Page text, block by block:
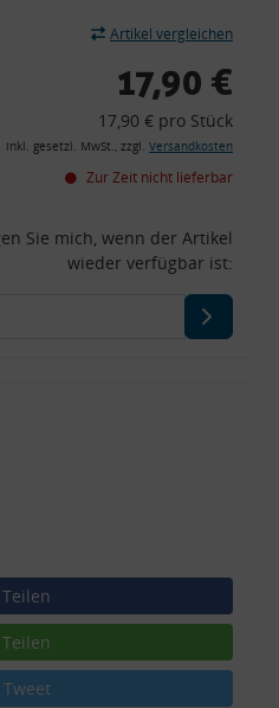
Artikel vergleichen
17,90 €
17,90 € pro Stück
inkl. gesetzl. MwSt., zzgl. Versandkosten
Zur Zeit nicht lieferbar
Sie mich, wenn der Artikel
wieder verfügbar ist:
Teilen
Teilen
Tweet